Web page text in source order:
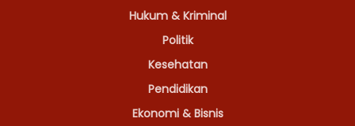
Hukum & Kriminal
Politik
Kesehatan
Pendidikan
Ekonomi & Bisnis